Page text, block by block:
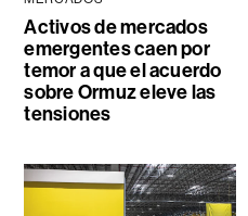
Activos de mercados
emergentes caen por
temor a que el acuerdo
sobre Ormuz eleve las
tensiones